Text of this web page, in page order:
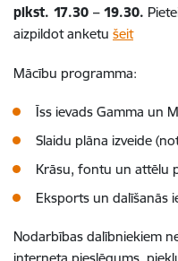
plkst. 17.30 – 19.30.
aizpildot anketu šeit
Mācību programma:
Īss ievads Gamma un
Slaidu plāna izveide
Krāsu, fontu un attēlu
Eksports un dalīšanās
Nodarbības dalībniekiem